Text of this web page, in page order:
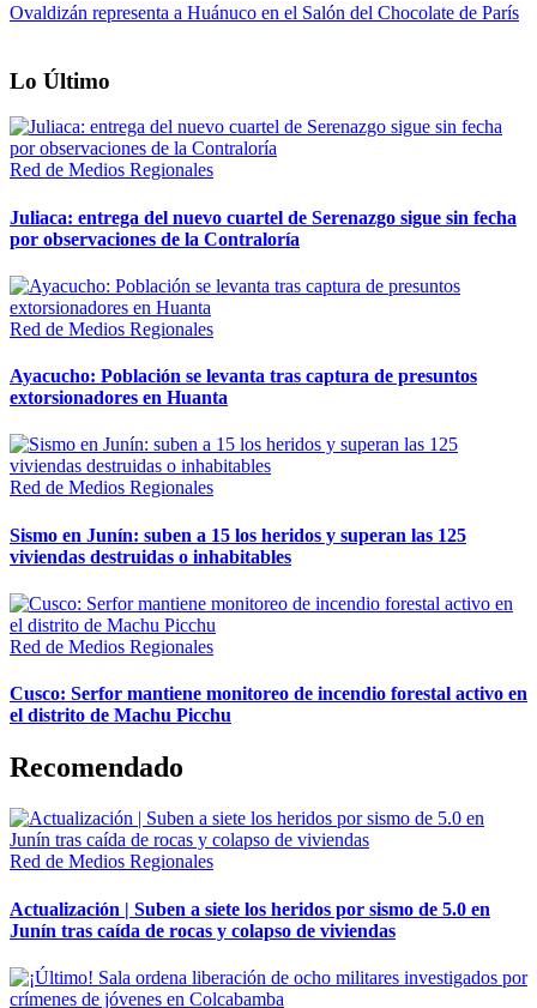
Ovaldizán representa a Huánuco en el Salón del Chocolate de París
Lo Último
Red de Medios Regionales
Juliaca: entrega del nuevo cuartel de Serenazgo sigue sin fecha
por observaciones de la Contraloría
Red de Medios Regionales
Ayacucho: Población se levanta tras captura de presuntos
extorsionadores en Huanta
Red de Medios Regionales
Sismo en Junín: suben a 15 los heridos y superan las 125
viviendas destruidas o inhabitables
Red de Medios Regionales
Cusco: Serfor mantiene monitoreo de incendio forestal activo en
el distrito de Machu Picchu
Recomendado
Red de Medios Regionales
Actualización | Suben a siete los heridos por sismo de 5.0 en
Junín tras caída de rocas y colapso de viviendas